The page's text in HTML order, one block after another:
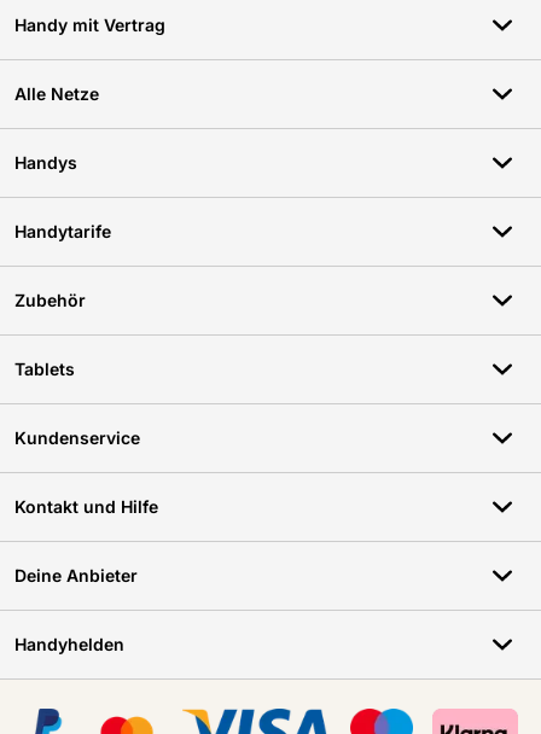
Handy mit Vertrag
Alle Netze
Handys
Handytarife
Zubehör
Tablets
Kundenservice
Kontakt und Hilfe
Deine Anbieter
Handyhelden